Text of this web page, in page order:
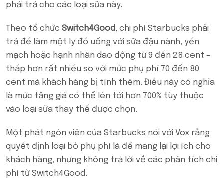
phải trả cho các loại sữa này.
Theo tổ chức Switch4Good, chi phí Starbucks phải
trả để làm một ly đồ uống với sữa đậu nành, yến
mạch hoặc hạnh nhân dao động từ 9 đến 28 cent –
thấp hơn rất nhiều so với mức phụ phí 70 đến 80
cent mà khách hàng bị tính thêm. Điều này có nghĩa
là mức tăng giá có thể lên tới hơn 700% tùy thuộc
vào loại sữa thay thế được chọn.
Một phát ngôn viên của Starbucks nói với Vox rằng
quyết định loại bỏ phụ phí là để mang lại lợi ích cho
khách hàng, nhưng không trả lời về các phân tích chi
phí từ Switch4Good.